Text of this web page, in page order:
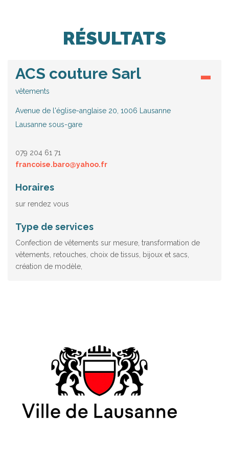
RÉSULTATS
ACS couture Sarl
vêtements
Avenue de l'église-anglaise 20, 1006 Lausanne
Lausanne sous-gare
079 204 61 71
francoise.baro@yahoo.fr
Horaires
sur rendez vous
Type de services
Confection de vêtements sur mesure, transformation de
vêtements, retouches, choix de tissus, bijoux et sacs,
création de modèle,